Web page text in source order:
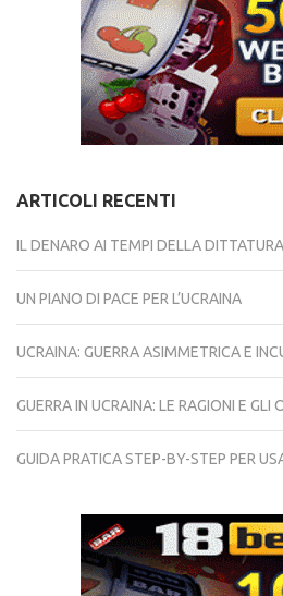
ARTICOLI RECENTI
IL DENARO AI TEMPI DELLA
UN PIANO DI PACE PER L’UCRAINA
UCRAINA: GUERRA ASIMMETRICA E
GUERRA IN UCRAINA: LE RAGIONI E
GUIDA PRATICA STEP-BY-STEP PER